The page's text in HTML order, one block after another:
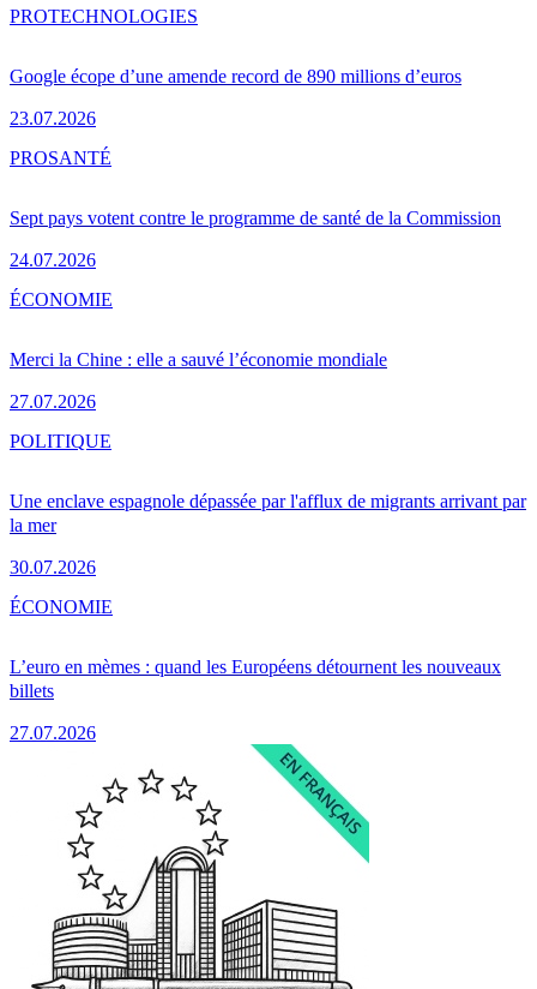
Google écope d’une amende record de 890 millions d’euros
23.07.2026
PROTECHNOLOGIES
Sept pays votent contre le programme de santé de la Commission
24.07.2026
PROSANTÉ
Merci la Chine : elle a sauvé l’économie mondiale
27.07.2026
ÉCONOMIE
Une enclave espagnole dépassée par l'afflux de migrants arrivant par
la mer
30.07.2026
POLITIQUE
L’euro en mèmes : quand les Européens détournent les nouveaux
billets
27.07.2026
ÉCONOMIE